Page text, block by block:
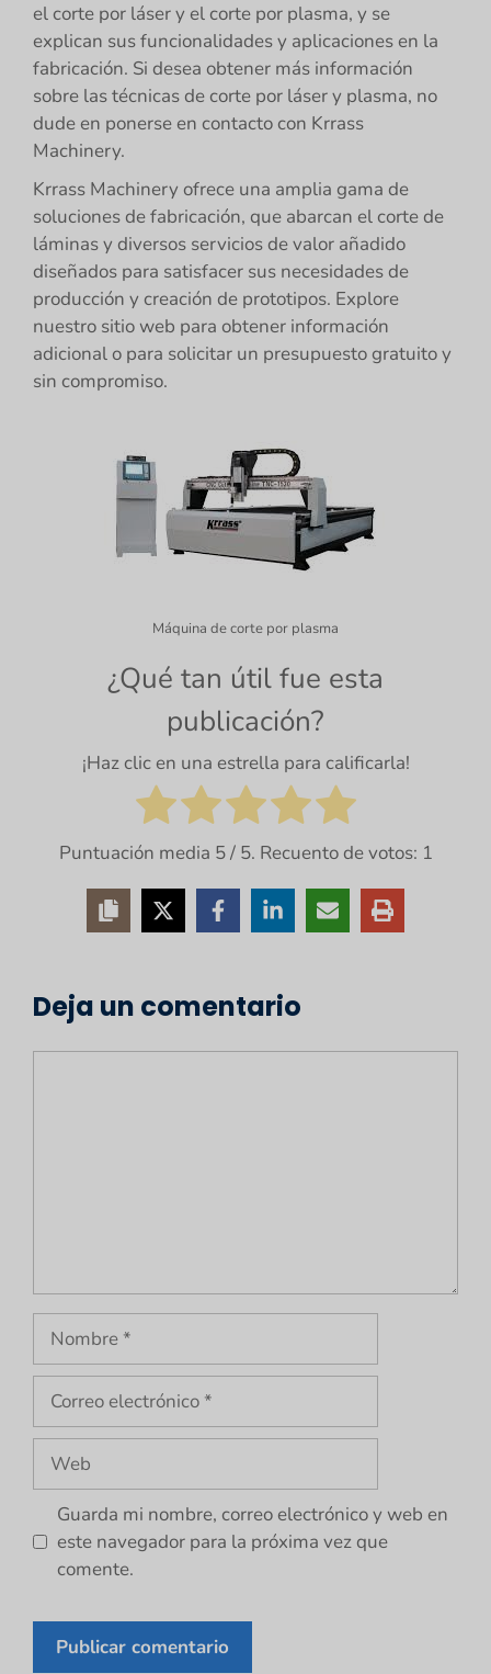
el corte por láser y el corte por plasma, y se
explican sus funcionalidades y aplicaciones en la
fabricación. Si desea obtener más información
sobre las técnicas de corte por láser y plasma, no
dude en ponerse en contacto con Krrass
Machinery.
Krrass Machinery ofrece una amplia gama de
soluciones de fabricación, que abarcan el corte de
láminas y diversos servicios de valor añadido
diseñados para satisfacer sus necesidades de
producción y creación de prototipos. Explore
nuestro sitio web para obtener información
adicional o para solicitar un presupuesto gratuito y
sin compromiso.
Máquina de corte por plasma
¿Qué tan útil fue esta
publicación?
¡Haz clic en una estrella para calificarla!
Puntuación media 5/ 5. Recuento de votos: 1
Deja un comentario
Nombre
Correo
electrónico
Web
Guarda mi nombre, correo electrónico y web en
este navegador para la próxima vez que
comente.